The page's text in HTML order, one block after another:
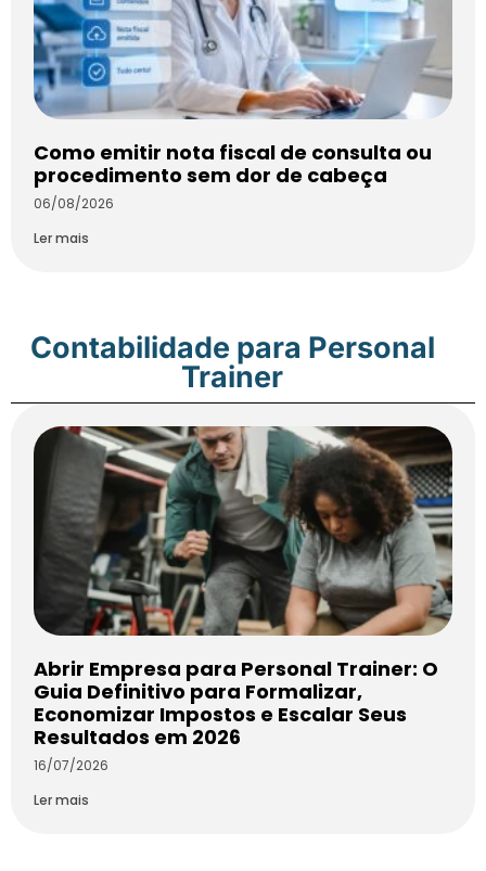
Como emitir nota fiscal de consulta ou
procedimento sem dor de cabeça
06/08/2026
Ler mais
Contabilidade para Personal
Trainer
Abrir Empresa para Personal Trainer: O
Guia Definitivo para Formalizar,
Economizar Impostos e Escalar Seus
Resultados em 2026
16/07/2026
Ler mais